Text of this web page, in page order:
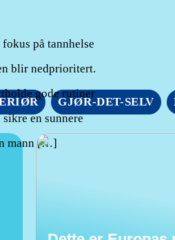
på tannhelse
blir nedprioritert.
gode rutiner
en sunnere
mann […]
GJØR-DET-SELV